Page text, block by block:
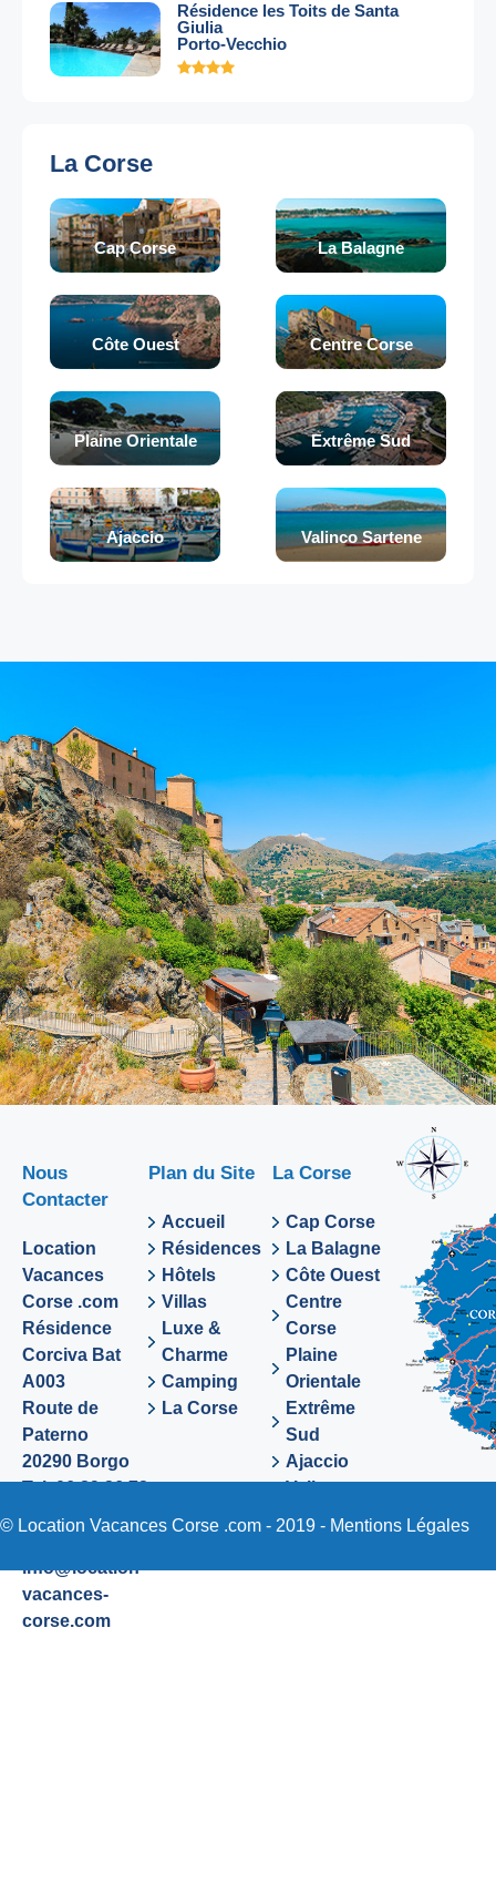
Résidence les Toits de Santa
Giulia
Porto-Vecchio
La Corse
Cap Corse La Balagne
Côte Ouest Centre Corse
Plaine Orientale Extrême Sud
Ajaccio Valinco Sartene
Nous
Contacter
Location
Vacances
Corse .com
Résidence
Corciva Bat
A003
Route de
Paterno
20290 Borgo
Tel. 06 89 36 72
info@location-
vacances-
corse.com
Plan du Site
Accueil
Résidences
Hôtels
Villas
Luxe &
Charme
Camping
La Corse
La Corse
Cap Corse
La Balagne
Côte Ouest
Centre
Corse
Plaine
Orientale
Extrême
Sud
Ajaccio
Valinco
Sartene
© Location Vacances Corse .com - 2019 - Mentions Légales